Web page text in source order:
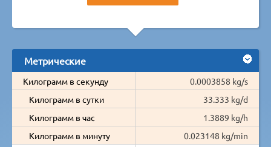
Метрические
Килограмм в секунду
0.0003858 kg/s
Килограмм в сутки
33.333 kg/d
Килограмм в час
1.3889 kg/h
Килограмм в минуту
0.023148 kg/min